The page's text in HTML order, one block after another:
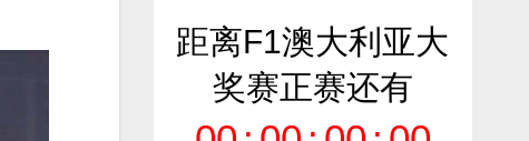
距离F1澳大利亚大
奖赛正赛还有